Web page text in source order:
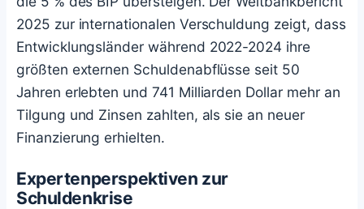
2025 zur internationalen Verschuldung zeigt, dass
Entwicklungsländer während 2022-2024 ihre
größten externen Schuldenabflüsse seit 50
Jahren erlebten und 741 Milliarden Dollar mehr an
Tilgung und Zinsen zahlten, als sie an neuer
Finanzierung erhielten.
Expertenperspektiven zur
Schuldenkrise